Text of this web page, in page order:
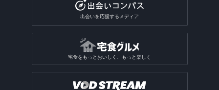
出会いを応援するメディア
宅食をもっとおいしく、もっと楽しく